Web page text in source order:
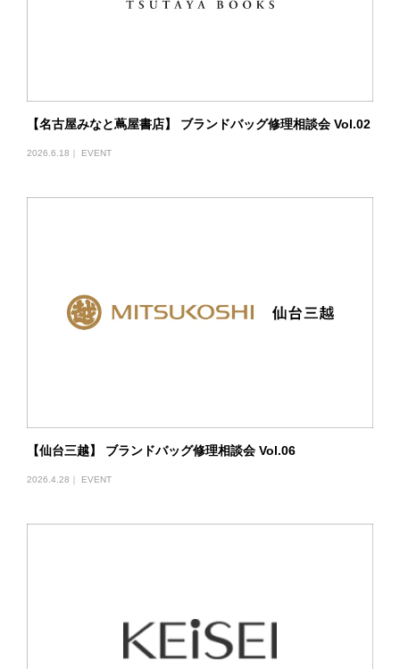
【名古屋みなと蔦屋書店】 ブランドバッグ修理相談会 Vol.02
2026.6.18｜ EVENT
【仙台三越】 ブランドバッグ修理相談会 Vol.06
2026.4.28｜ EVENT